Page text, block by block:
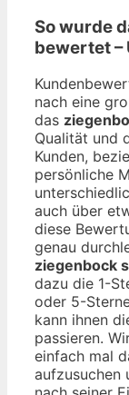
So wurde
bewertet –
nach eine
das
Qualität und
Kunden,
persönliche
auch über
diese
genau
ziegenbock
dazu die 1-
oder 5-
kann ihnen
passieren.
einfach mal
aufzusuchen